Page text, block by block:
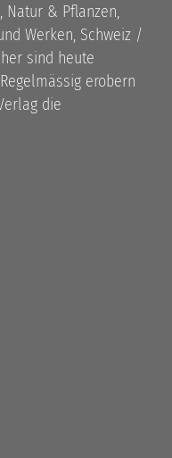
Natur & Pflanzen,
Werken, Schweiz /
sind heute
erobern
die